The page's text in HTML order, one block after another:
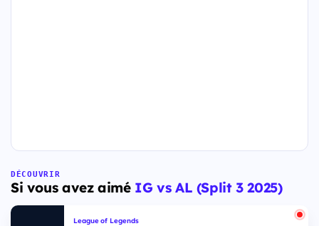
DÉCOUVRIR
Si vous avez aimé IG vs AL (Split 3 2025)
League of Legends